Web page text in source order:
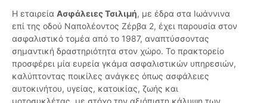
Η εταιρεία Ασφάλειες Τσιλιμή, με έδρα στα Ιωάννινα
επί της οδού Ναπολέοντος Ζέρβα 2, έχει παρουσία στον
ασφαλιστικό τομέα από το 1987, αναπτύσσοντας
σημαντική δραστηριότητα στον χώρο. Το πρακτορείο
προσφέρει μία ευρεία γκάμα ασφαλιστικών υπηρεσιών,
καλύπτοντας ποικίλες ανάγκες όπως ασφάλειες
αυτοκινήτου, υγείας, κατοικίας, ζωής και
μοτοσυκλέτας, με στόχο την αξιόπιστη κάλυψη των